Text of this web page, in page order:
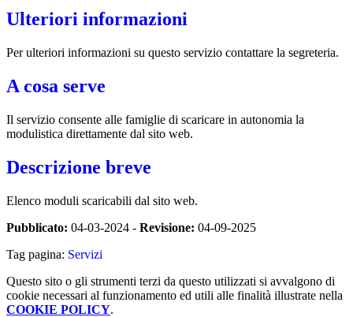
Ulteriori informazioni
Per ulteriori informazioni su questo servizio contattare la segreteria.
A cosa serve
Il servizio consente alle famiglie di scaricare in autonomia la
modulistica direttamente dal sito web.
Descrizione breve
Elenco moduli scaricabili dal sito web.
Pubblicato: 04-03-2024 - Revisione: 04-09-2025
Tag pagina: Servizi
Questo sito o gli strumenti terzi da questo utilizzati si avvalgono di
cookie necessari al funzionamento ed utili alle finalità illustrate nella
COOKIE POLICY.